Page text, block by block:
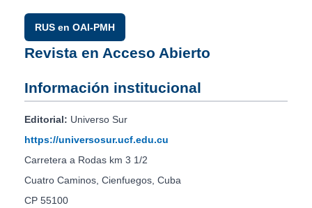
RUS en OAI-PMH
Revista en Acceso Abierto
Información institucional
Editorial: Universo Sur
https://universosur.ucf.edu.cu
Carretera a Rodas km 3 1/2
Cuatro Caminos, Cienfuegos, Cuba
CP 55100